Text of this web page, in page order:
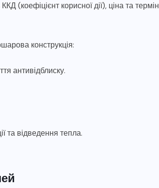
(коефіцієнт корисної дії), ціна та термін
конструкція:
антивідблиску.
та відведення тепла.